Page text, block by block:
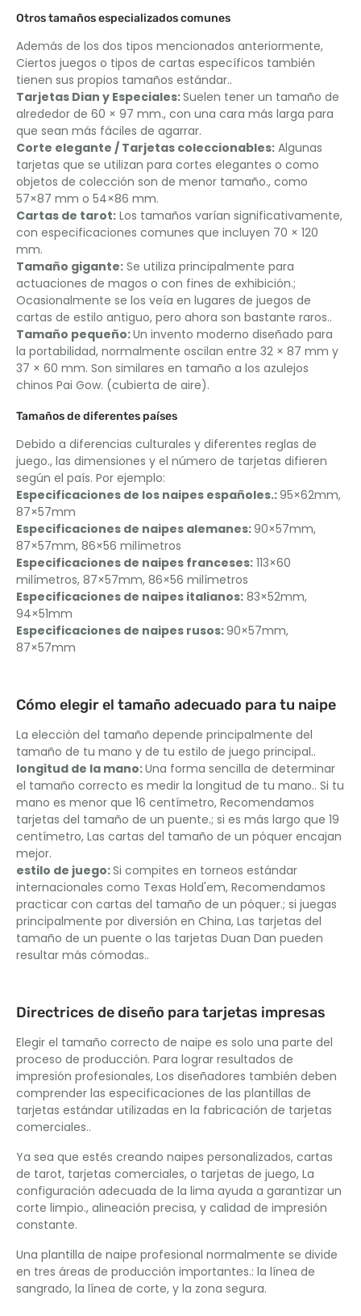
Otros tamaños especializados comunes
Además de los dos tipos mencionados anteriormente,
Ciertos juegos o tipos de cartas específicos también
tienen sus propios tamaños estándar.. ​​
Tarjetas Dian y Especiales:Suelen tener un tamaño de
alrededor de 60 × 97 mm., con una cara más larga para
que sean más fáciles de agarrar. ​​
Corte elegante / Tarjetas coleccionables: Algunas
tarjetas que se utilizan para cortes elegantes o como
objetos de colección son de menor tamaño., como
57×87 mm o 54×86 mm. ​​
Cartas de tarot: Los tamaños varían significativamente,
con especificaciones comunes que incluyen 70 × 120
mm.
Tamaño gigante: Se utiliza principalmente para
actuaciones de magos o con fines de exhibición.;
Ocasionalmente se los veía en lugares de juegos de
cartas de estilo antiguo, pero ahora son bastante raros..
Tamaño pequeño:Un invento moderno diseñado para
la portabilidad, normalmente oscilan entre 32 × 87 mm y
37 × 60 mm. Son similares en tamaño a los azulejos
chinos Pai Gow. (cubierta de aire).
Tamaños de diferentes países
Debido a diferencias culturales y diferentes reglas de
juego., las dimensiones y el número de tarjetas difieren
según el país. Por ejemplo:
Especificaciones de los naipes españoles.:95×62mm,
87×57mm
Especificaciones de naipes alemanes:90×57mm,
87×57mm, 86×56 milímetros
Especificaciones de naipes franceses: 113×60
milímetros, 87×57mm, 86×56 milímetros
Especificaciones de naipes italianos: 83×52mm,
94×51mm
Especificaciones de naipes rusos:90×57mm,
87×57mm
Cómo elegir el tamaño adecuado para tu naipe
La elección del tamaño depende principalmente del
tamaño de tu mano y de tu estilo de juego principal..
longitud de la mano:Una forma sencilla de determinar
el tamaño correcto es medir la longitud de tu mano.. Si tu
mano es menor que 16 centímetro, Recomendamos
tarjetas del tamaño de un puente.; si es más largo que 19
centímetro, Las cartas del tamaño de un póquer encajan
mejor.
estilo de juego:Si compites en torneos estándar
internacionales como Texas Hold'em, Recomendamos
practicar con cartas del tamaño de un póquer.; si juegas
principalmente por diversión en China, Las tarjetas del
tamaño de un puente o las tarjetas Duan Dan pueden
resultar más cómodas..
Directrices de diseño para tarjetas impresas
Elegir el tamaño correcto de naipe es solo una parte del
proceso de producción. Para lograr resultados de
impresión profesionales, Los diseñadores también deben
comprender las especificaciones de las plantillas de
tarjetas estándar utilizadas en la fabricación de tarjetas
comerciales..
Ya sea que estés creando naipes personalizados, cartas
de tarot, tarjetas comerciales, o tarjetas de juego, La
configuración adecuada de la lima ayuda a garantizar un
corte limpio., alineación precisa, y calidad de impresión
constante.
Una plantilla de naipe profesional normalmente se divide
en tres áreas de producción importantes.: la línea de
sangrado, la línea de corte, y la zona segura.